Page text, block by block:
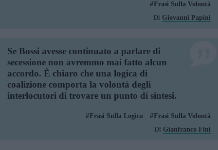
Frasi Sulla Volontà
Di Giovanni Papini
Se Bossi avesse continuato a parlare di
secessione non avremmo mai fatto alcun
accordo. È chiaro che una logica di
coalizione comporta la volontà degli
interlocutori di trovare un punto di sintesi.
Frasi Sulla Logica
Frasi Sulla Volontà
Di Gianfranco Fini